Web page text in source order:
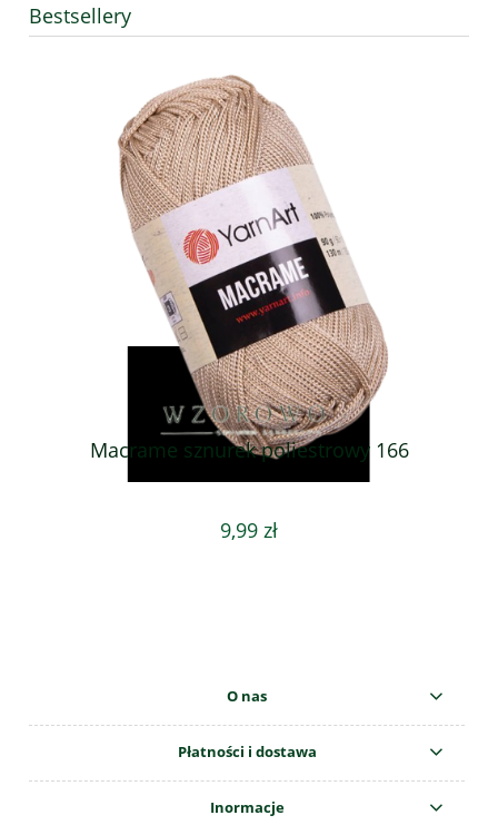
Bestsellery
Macrame sznurek poliestrowy 166
9,99 zł
O nas
Płatności i dostawa
Inormacje